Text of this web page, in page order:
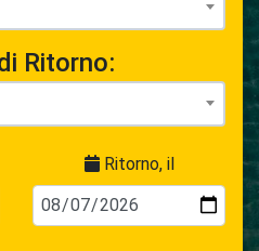
Ritorno:
Ritorno, il